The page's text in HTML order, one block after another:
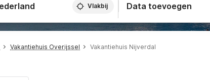
Vlakbij Data toevoegen
Vakantiehuis Overijssel Vakantiehuis Nijverdal